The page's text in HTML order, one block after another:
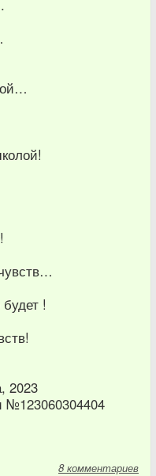
!
2023
№123060304404
8 комментариев